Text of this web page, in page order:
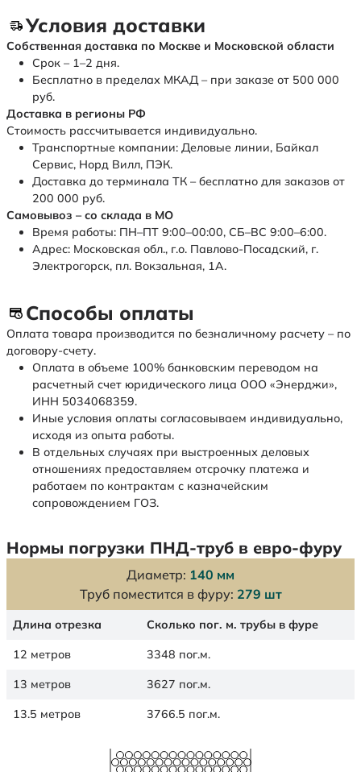
Условия доставки
Собственная доставка по Москве и Московской области
Срок – 1–2 дня.
Бесплатно в пределах МКАД – при заказе от 500 000
руб.
Доставка в регионы РФ
Стоимость рассчитывается индивидуально.
Транспортные компании: Деловые линии, Байкал
Сервис, Норд Вилл, ПЭК.
Доставка до терминала ТК – бесплатно для заказов от
200 000 руб.
Самовывоз – со склада в МО
Время работы: ПН–ПТ 9:00–00:00, СБ–ВС 9:00–6:00.
Адрес: Московская обл., г.о. Павлово-Посадский, г.
Электрогорск, пл. Вокзальная, 1А.
Способы оплаты
Оплата товара производится по безналичному расчету – по
договору-счету.
Оплата в объеме 100% банковским переводом на
расчетный счет юридического лица ООО «Энерджи»,
ИНН 5034068359.
Иные условия оплаты согласовываем индивидуально,
исходя из опыта работы.
В отдельных случаях при выстроенных деловых
отношениях предоставляем отсрочку платежа и
работаем по контрактам с казначейским
сопровождением ГОЗ.
Нормы погрузки ПНД-труб в евро-фуру
Диаметр: 140 мм
Труб поместится в фуру: 279 шт
Длина отрезка Сколько пог. м. трубы в фуре
12 метров 3348 пог.м.
13 метров 3627 пог.м.
13.5 метров 3766.5 пог.м.